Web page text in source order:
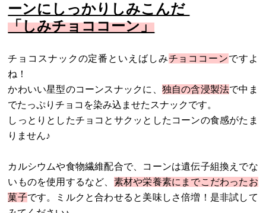
ーンにしっかりしみこんだ
「しみチョココーン」
チョコスナックの定番といえばしみチョココーンですよ
ね！
かわいい星型のコーンスナックに、 独自の含浸製法で中ま
でたっぷりチョコを染み込ませたスナックです。
しっとりとしたチョコとサクッとしたコーンの食感がたま
りません♪
カルシウムや食物繊維配合で、コーンは遺伝子組換えでな
いものを使用するなど、 素材や栄養素にまでこだわったお
菓子です。ミルクと合わせると美味しさ倍増！是非試して